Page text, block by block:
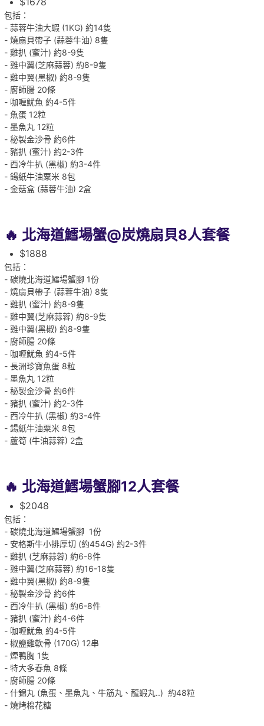
包括：
- 蒜蓉牛油大蝦 (1KG) 約14隻
- 燒扇貝帶子 (蒜蓉牛油) 8隻
- 雞扒 (蜜汁) 約8-9隻
- 雞中翼(芝麻蒜蓉) 約8-9隻
- 雞中翼(黑椒) 約8-9隻
- 廚師腸 20條
- 咖喱魷魚 約4-5件
- 魚蛋 12粒
- 墨魚丸 12粒
- 秘製金沙骨 約6件
- 豬扒 (蜜汁) 約2-3件
- 西冷牛扒 (黑椒) 約3-4件
- 鍚紙牛油粟米 8包
- 金菇盒 (蒜蓉牛油) 2盒
🔥 北海道鱈場蟹@炭燒扇貝8人套餐
$1888
包括：
- 碳燒北海道鱈場蟹腳 1份
- 燒扇貝帶子 (蒜蓉牛油) 8隻
- 雞扒 (蜜汁) 約8-9隻
- 雞中翼(芝麻蒜蓉) 約8-9隻
- 雞中翼(黑椒) 約8-9隻
- 廚師腸 20條
- 咖喱魷魚 約4-5件
- 長洲珍寶魚蛋 8粒
- 墨魚丸 12粒
- 秘製金沙骨 約6件
- 豬扒 (蜜汁) 約2-3件
- 西冷牛扒 (黑椒) 約3-4件
- 鍚紙牛油粟米 8包
- 蘆筍 (牛油蒜蓉) 2盒
🔥 北海道鱈場蟹腳12人套餐
$2048
包括：
- 碳燒北海道鱈場蟹腳 1份
- 安格斯牛小排厚切 (約454G) 約2-3件
- 雞扒 (芝麻蒜蓉) 約6-8件
- 雞中翼(芝麻蒜蓉) 約16-18隻
- 雞中翼(黑椒) 約8-9隻
- 秘製金沙骨 約6件
- 西冷牛扒 (黑椒) 約6-8件
- 豬扒 (蜜汁) 約4-6件
- 咖喱魷魚 約4-5件
- 椒鹽雞軟骨 (170G) 12串
- 煙鴨胸 1隻
- 特大多春魚 8條
- 廚師腸 20條
- 什錦丸 (魚蛋、墨魚丸、牛筋丸、龍蝦丸..) 約48粒
- 燒烤棉花糖